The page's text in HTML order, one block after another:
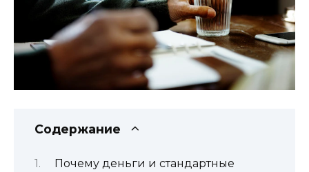
Содержание
Почему деньги и стандартные